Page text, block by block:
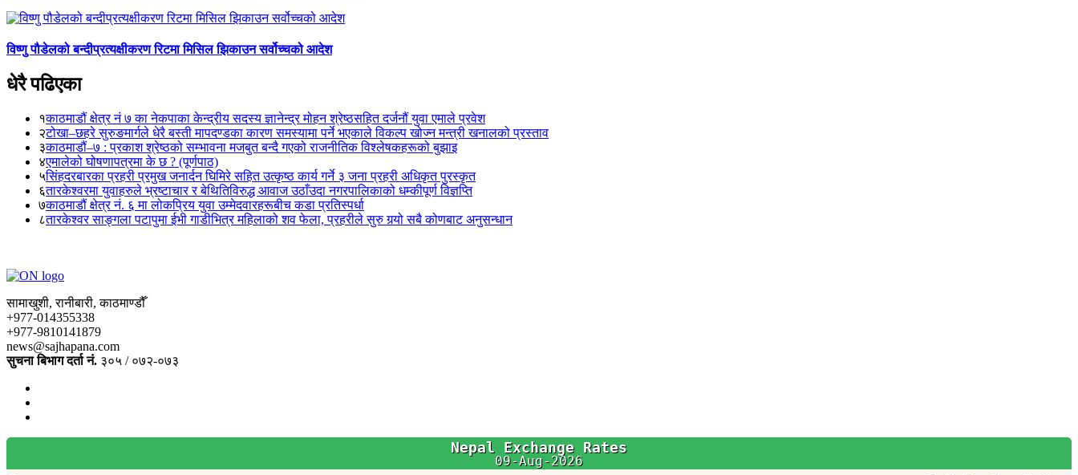
विष्णु पौडेलको बन्दीप्रत्यक्षीकरण रिटमा मिसिल झिकाउन सर्वोच्चको आदेश
धेरै पढिएका
१काठमाडौं क्षेत्र नं ७ का नेकपाका केन्द्रीय सदस्य ज्ञानेन्द्र मोहन श्रेष्ठसहित दर्जनौं युवा एमाले प्रवेश
२टोखा–छहरे सुरुङमार्गले धेरै बस्ती मापदण्डका कारण समस्यामा पर्ने भएकाले विकल्प खोज्न मन्त्री खनालको प्रस्ताव
३काठमाडौं–७ : प्रकाश श्रेष्ठको सम्भावना मजबुत बन्दै गएको राजनीतिक विश्लेषकहरूको बुझाइ
४एमालेको घोषणापत्रमा के छ ? (पूर्णपाठ)
५सिंहदरबारका प्रहरी प्रमुख जनार्दन घिमिरे सहित उत्कृष्ठ कार्य गर्ने ३ जना प्रहरी अधिकृत पुरस्कृत
६तारकेश्वरमा युवाहरुले भ्रष्टाचार र बेथितिविरुद्ध आवाज उठाँउदा नगरपालिकाको धम्कीपूर्ण विज्ञप्ति
७काठमाडौं क्षेत्र नं. ६ मा लोकप्रिय युवा उम्मेदवारहरूबीच कडा प्रतिस्पर्धा
८तारकेश्वर साङ्गला पटापुमा ईभी गाडीभित्र महिलाको शव फेला, प्रहरीले सुरु गर्‍यो सबै कोणबाट अनुसन्धान
सामाखुशी, रानीबारी, काठमाण्डौँ
+977-014355338
+977-9810141879
news@sajhapana.com
सुचना बिभाग दर्ता नं. ३०५ / ०७२-०७३